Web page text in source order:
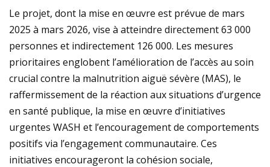
Le projet, dont la mise en œuvre est prévue de mars
2025 à mars 2026, vise à atteindre directement 63 000
personnes et indirectement 126 000. Les mesures
prioritaires englobent l’amélioration de l’accès au soin
crucial contre la malnutrition aiguë sévère (MAS), le
raffermissement de la réaction aux situations d’urgence
en santé publique, la mise en œuvre d’initiatives
urgentes WASH et l’encouragement de comportements
positifs via l’engagement communautaire. Ces
initiatives encourageront la cohésion sociale,